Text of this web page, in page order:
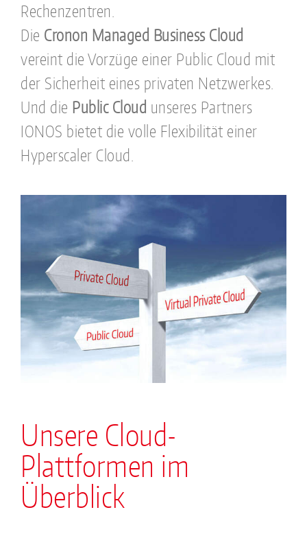
Rechenzentren.
Die Cronon Managed Business Cloud
vereint die Vorzüge einer Public Cloud mit
der Sicherheit eines privaten Netzwerkes.
Und die Public Cloud unseres Partners
IONOS bietet die volle Flexibilität einer
Hyperscaler Cloud.
Unsere Cloud-
Plattformen im
Überblick